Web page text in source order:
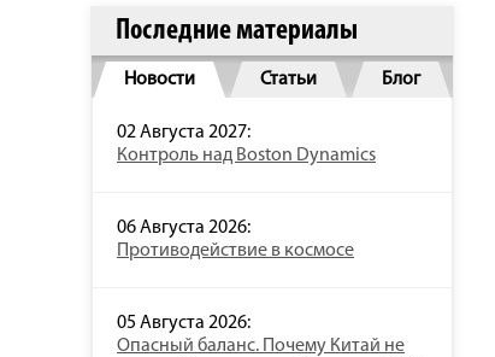
Последние материалы
Новости Статьи Блог
02 Августа 2027:
Контроль над Boston Dynamics
06 Августа 2026:
Противодействие в космосе
05 Августа 2026:
Опасный баланс. Почему Китай не